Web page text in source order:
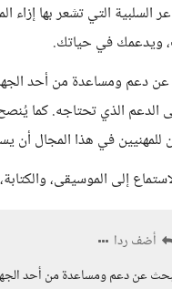
السلبية التي تشعر بها
ويدعمك في حياتك.
دعم ومساعدة من أحد
الذي تحتاجه. كما
للمهنيين في هذا المجال أن
إلى الموسيقى،
أضف ردا
عن دعم ومساعدة من أحد